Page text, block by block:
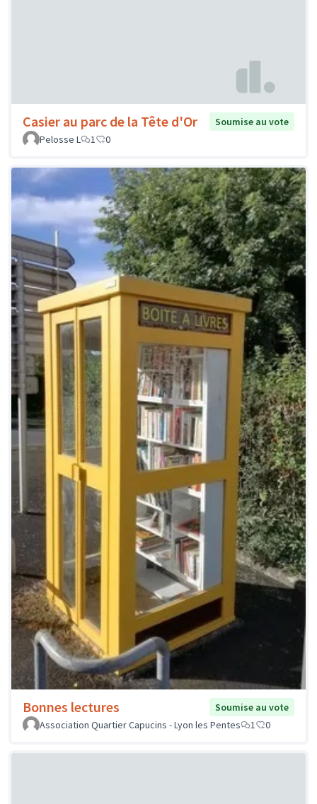
Casier au parc de la Tête d'Or
Soumise au vote
Pelosse L
1 0
Bonnes lectures
Soumise au vote
Association Quartier Capucins - Lyon les Pentes
1 0